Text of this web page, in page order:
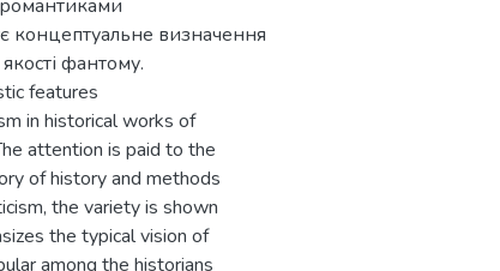
концептуальне визначення
якості фантому.
features
in historical works of
attention is paid to the
of history and methods
the variety is shown
the typical vision of
among the historians